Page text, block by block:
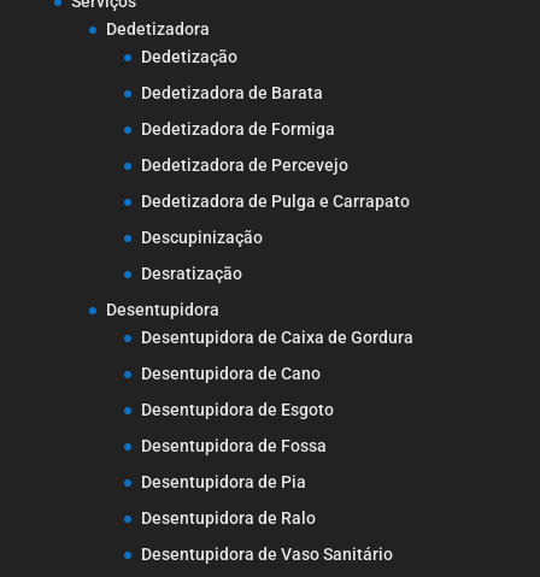
Dedetizadora
Dedetização
Dedetizadora de Barata
Dedetizadora de Formiga
Dedetizadora de Percevejo
Dedetizadora de Pulga e Carrapato
Descupinização
Desratização
Desentupidora
Desentupidora de Caixa de Gordura
Desentupidora de Cano
Desentupidora de Esgoto
Desentupidora de Fossa
Desentupidora de Pia
Desentupidora de Ralo
Desentupidora de Vaso Sanitário